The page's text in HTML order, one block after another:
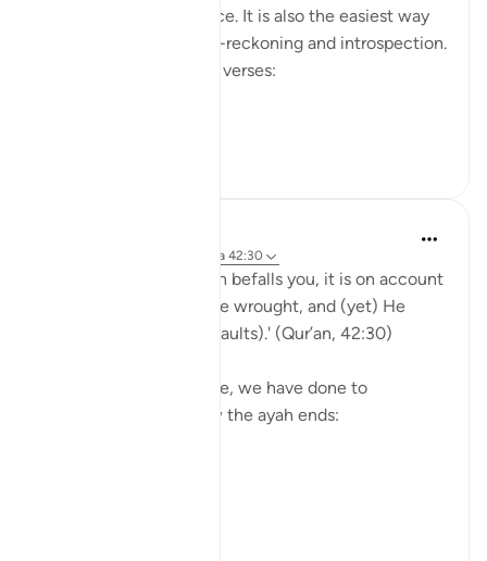
timidity and incoherence. It is also the easiest way
for people to avoid self-reckoning and introspection.
Please reflect on these verses:
aleya 42:30
'And whatever affliction befalls you, it is on account
of what your hands have wrought, and (yet) He
pardons most (of your faults).' (Qur’an, 42:30)
Yes. What we have done, we have done to
ourselves, but look how the ayah ends: